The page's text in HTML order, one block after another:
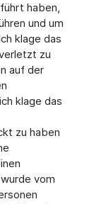
haben,
und um
klage das
zu
auf der
klage das
zu haben
vom